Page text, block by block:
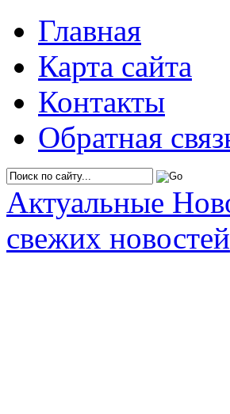
Главная
Карта сайта
Контакты
Обратная
Актуальные
свежих новостей